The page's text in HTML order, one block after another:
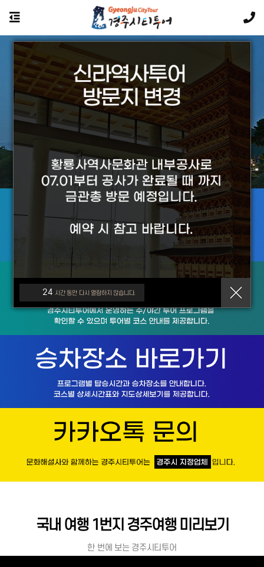
24 시간 동안 다시 열람하지 않습니다.
경주의 야경투어는 황홀합니다.
투어상품에 대해
궁금하신 사항은 카카오톡 문의를 이용하세요
카카오톡 문의
국내 여행 1번지 경주여행 미리보기
한 번에 보는 경주시티투어